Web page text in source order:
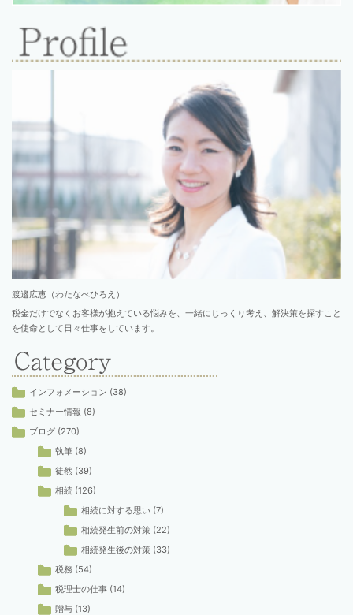
渡邉広恵（わたなべひろえ）
税金だけでなくお客様が抱えている悩みを、一緒にじっくり考え、解決策を探すこと
を使命として日々仕事をしています。
インフォメーション (38)
セミナー情報 (8)
ブログ (270)
執筆 (8)
徒然 (39)
相続 (126)
相続に対する思い (7)
相続発生前の対策 (22)
相続発生後の対策 (33)
税務 (54)
税理士の仕事 (14)
贈与 (13)